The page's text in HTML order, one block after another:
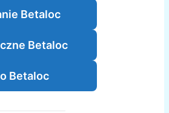
Betaloc
Betaloc
Betaloc